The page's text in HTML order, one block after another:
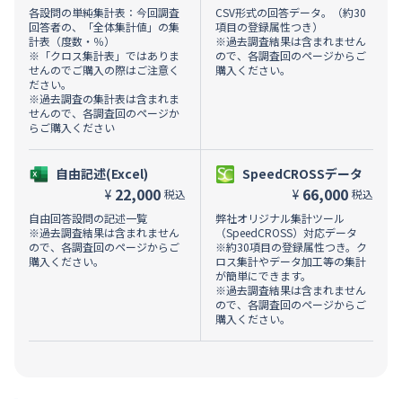
各設問の単純集計表：今回調査
回答者の、「全体集計値」の集
計表（度数・％）
※「クロス集計表」ではありま
せんのでご購入の際はご注意く
ださい。
※過去調査の集計表は含まれま
せんので、各調査回のページか
らご購入ください
自由記述(Excel)
¥ 22,000 税込
自由回答設問の記述一覧
※過去調査結果は含まれません
ので、各調査回のページからご
購入ください。
CSV形式の回答データ。（約30
項目の登録属性つき）
※過去調査結果は含まれません
ので、各調査回のページからご
購入ください。
SpeedCROSSデータ
¥ 66,000 税込
弊社オリジナル集計ツール
（SpeedCROSS）対応データ
※約30項目の登録属性つき。ク
ロス集計やデータ加工等の集計
が簡単にできます。
※過去調査結果は含まれません
ので、各調査回のページからご
購入ください。